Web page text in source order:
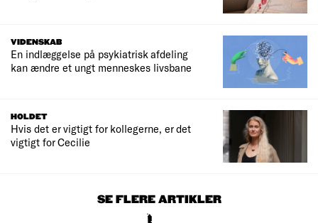
VIDENSKAB
En indlæggelse på psykiatrisk afdeling
kan ændre et ungt menneskes livsbane
HOLDET
Hvis det er vigtigt for kollegerne, er det
vigtigt for Cecilie
SE FLERE ARTIKLER